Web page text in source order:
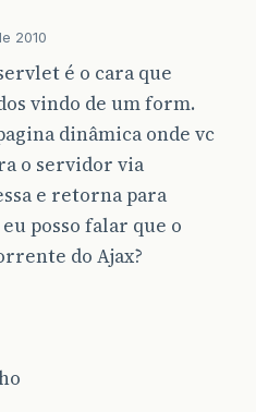
2010
é o cara que
vindo de um form.
dinâmica onde vc
o servidor via
e retorna para
posso falar que o
do Ajax?